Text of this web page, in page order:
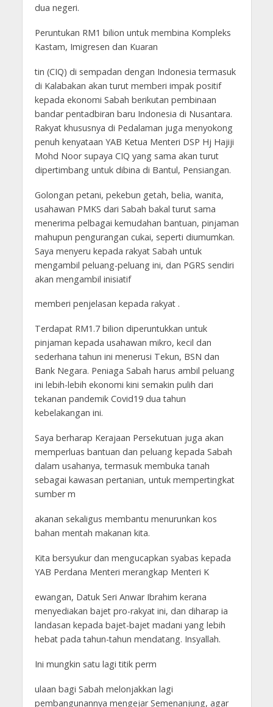
dua negeri.
Peruntukan RM1 bilion untuk membina Kompleks
Kastam, Imigresen dan Kuaran
tin (CIQ) di sempadan dengan Indonesia termasuk
di Kalabakan akan turut memberi impak positif
kepada ekonomi Sabah berikutan pembinaan
bandar pentadbiran baru Indonesia di Nusantara.
Rakyat khususnya di Pedalaman juga menyokong
penuh kenyataan YAB Ketua Menteri DSP Hj Hajiji
Mohd Noor supaya CIQ yang sama akan turut
dipertimbang untuk dibina di Bantul, Pensiangan.
Golongan petani, pekebun getah, belia, wanita,
usahawan PMKS dari Sabah bakal turut sama
menerima pelbagai kemudahan bantuan, pinjaman
mahupun pengurangan cukai, seperti diumumkan.
Saya menyeru kepada rakyat Sabah untuk
mengambil peluang-peluang ini, dan PGRS sendiri
akan mengambil inisiatif
memberi penjelasan kepada rakyat .
Terdapat RM1.7 bilion diperuntukkan untuk
pinjaman kepada usahawan mikro, kecil dan
sederhana tahun ini menerusi Tekun, BSN dan
Bank Negara. Peniaga Sabah harus ambil peluang
ini lebih-lebih ekonomi kini semakin pulih dari
tekanan pandemik Covid19 dua tahun
kebelakangan ini.
Saya berharap Kerajaan Persekutuan juga akan
memperluas bantuan dan peluang kepada Sabah
dalam usahanya, termasuk membuka tanah
sebagai kawasan pertanian, untuk mempertingkat
sumber m
akanan sekaligus membantu menurunkan kos
bahan mentah makanan kita.
Kita bersyukur dan mengucapkan syabas kepada
YAB Perdana Menteri merangkap Menteri K
ewangan, Datuk Seri Anwar Ibrahim kerana
menyediakan bajet pro-rakyat ini, dan diharap ia
landasan kepada bajet-bajet madani yang lebih
hebat pada tahun-tahun mendatang. Insyallah.
Ini mungkin satu lagi titik perm
ulaan bagi Sabah melonjakkan lagi
pembangunannya mengejar Semenanjung, agar